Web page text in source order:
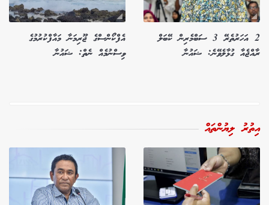
2 އަހަރުތެރޭ 3 ސަބްމެރިން ކޭބަލް
ރާއްޖެއާ ގުޅާލެވޭނެ: ޝައުނާ
އެފްކޯންސްގެ ޖޫރިމަނާ މައާފްކުރުމުގެ
ވިސްނުމެއް ނެތް: ޝައުނާ
އިތުރު ލިޔުންތައް